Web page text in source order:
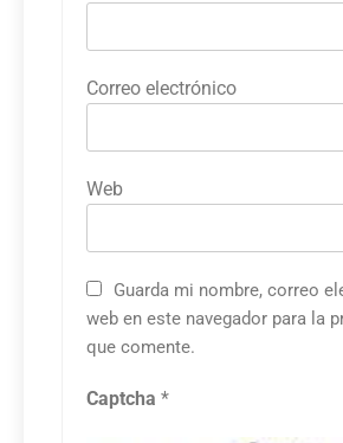
Correo electrónico
Web
Guarda mi nombre, correo
web en este navegador para la
que comente.
Captcha *